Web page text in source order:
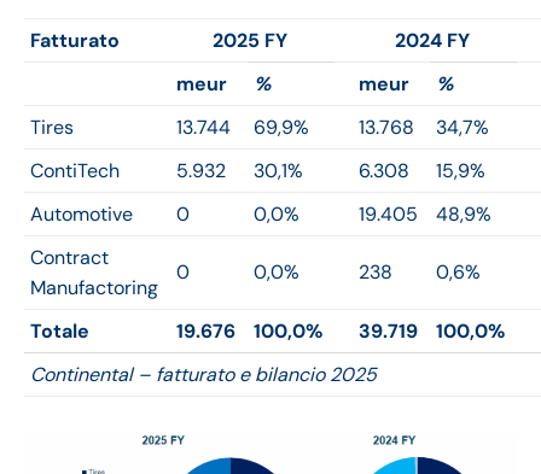
Fatturato 2025 FY
2024 FY
meur
% meur
%
Tires
13.744 69,9% 13.768
34,7%
ContiTech
5.932 30,1% 6.308
15,9%
Automotive
0 0,0% 19.405
48,9%
Contract
Manufactoring
0 0,0% 238 0,6%
Totale 19.676 100,0% 39.719
100,0%
Continental – fatturato e bilancio 2025